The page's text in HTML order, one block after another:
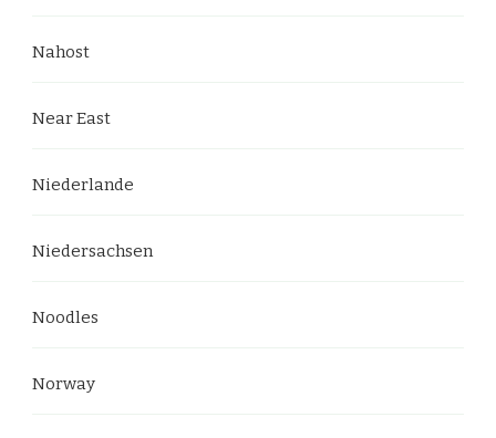
Nahost
Near East
Niederlande
Niedersachsen
Noodles
Norway